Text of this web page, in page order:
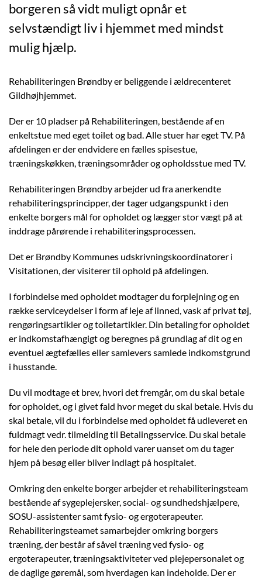
borgeren så vidt muligt opnår et
selvstændigt liv i hjemmet med mindst
mulig hjælp.
Rehabiliteringen Brøndby er beliggende i ældrecenteret
Gildhøjhjemmet.
Der er 10 pladser på Rehabiliteringen, bestående af en
enkeltstue med eget toilet og bad. Alle stuer har eget TV. På
afdelingen er der endvidere en fælles spisestue,
træningskøkken, træningsområder og opholdsstue med TV.
Rehabiliteringen Brøndby arbejder ud fra anerkendte
rehabiliteringsprincipper, der tager udgangspunkt i den
enkelte borgers mål for opholdet og lægger stor vægt på at
inddrage pårørende i rehabiliteringsprocessen.
Det er Brøndby Kommunes udskrivningskoordinatorer i
Visitationen, der visiterer til ophold på afdelingen.
I forbindelse med opholdet modtager du forplejning og en
række serviceydelser i form af leje af linned, vask af privat tøj,
rengøringsartikler og toiletartikler. Din betaling for opholdet
er indkomstafhængigt og beregnes på grundlag af dit og en
eventuel ægtefælles eller samlevers samlede indkomstgrund
i husstande.
Du vil modtage et brev, hvori det fremgår, om du skal betale
for opholdet, og i givet fald hvor meget du skal betale. Hvis du
skal betale, vil du i forbindelse med opholdet få udleveret en
fuldmagt vedr. tilmelding til Betalingsservice. Du skal betale
for hele den periode dit ophold varer uanset om du tager
hjem på besøg eller bliver indlagt på hospitalet.
Omkring den enkelte borger arbejder et rehabiliteringsteam
bestående af sygeplejersker, social- og sundhedshjælpere,
SOSU-assistenter samt fysio- og ergoterapeuter.
Rehabiliteringsteamet samarbejder omkring borgers
træning, der består af såvel træning ved fysio- og
ergoterapeuter, træningsaktiviteter ved plejepersonalet og
de daglige gøremål, som hverdagen kan indeholde. Der er